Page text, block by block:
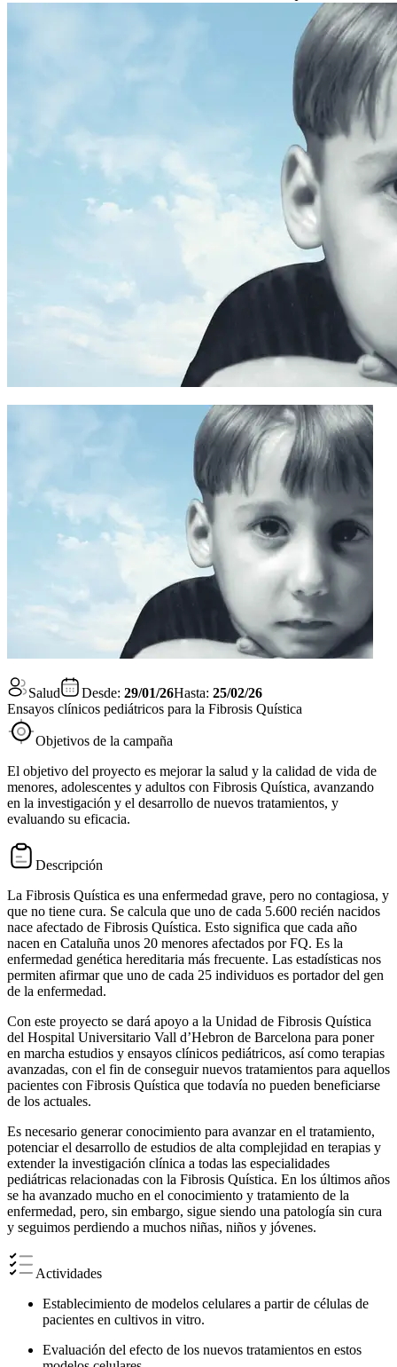
Salud Desde: 29/01/26Hasta: 25/02/26
Ensayos clínicos pediátricos para la Fibrosis Quística
Objetivos de la campaña
El objetivo del proyecto es mejorar la salud y la calidad de vida de
menores, adolescentes y adultos con Fibrosis Quística, avanzando
en la investigación y el desarrollo de nuevos tratamientos, y
evaluando su eficacia.
Descripción
La Fibrosis Quística es una enfermedad grave, pero no contagiosa, y
que no tiene cura. Se calcula que uno de cada 5.600 recién nacidos
nace afectado de Fibrosis Quística. Esto significa que cada año
nacen en Cataluña unos 20 menores afectados por FQ. Es la
enfermedad genética hereditaria más frecuente. Las estadísticas nos
permiten afirmar que uno de cada 25 individuos es portador del gen
de la enfermedad.
Con este proyecto se dará apoyo a la Unidad de Fibrosis Quística
del Hospital Universitario Vall d’Hebron de Barcelona para poner
en marcha estudios y ensayos clínicos pediátricos, así como terapias
avanzadas, con el fin de conseguir nuevos tratamientos para aquellos
pacientes con Fibrosis Quística que todavía no pueden beneficiarse
de los actuales.
Es necesario generar conocimiento para avanzar en el tratamiento,
potenciar el desarrollo de estudios de alta complejidad en terapias y
extender la investigación clínica a todas las especialidades
pediátricas relacionadas con la Fibrosis Quística. En los últimos años
se ha avanzado mucho en el conocimiento y tratamiento de la
enfermedad, pero, sin embargo, sigue siendo una patología sin cura
y seguimos perdiendo a muchos niñas, niños y jóvenes.
Actividades
Establecimiento de modelos celulares a partir de células de
pacientes en cultivos in vitro.
Evaluación del efecto de los nuevos tratamientos en estos